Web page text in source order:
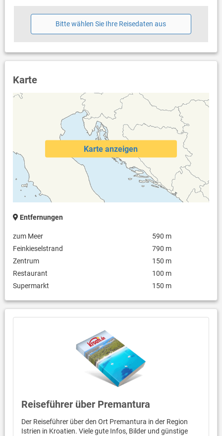
Bitte wählen Sie Ihre Reisedaten aus
Karte
Karte anzeigen
Entfernungen
zum Meer
590 m
Feinkieselstrand
790 m
Zentrum
150 m
Restaurant
100 m
Supermarkt
150 m
Reiseführer über Premantura
Der Reiseführer über den Ort Premantura in der Region
Istrien in Kroatien. Viele gute Infos, Bilder und günstige